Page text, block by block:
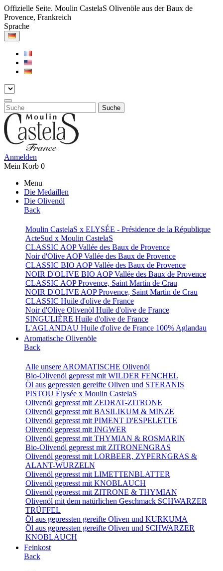
Offizielle Seite. Moulin CastelaS Olivenöle aus der Baux de
Provence, Frankreich
Sprache
Suche
Anmelden
Mein Korb 0
Menu
Die Medaillen
Die Olivenöl
Back
Moulin CastelaS x ELYSÉE - Présidence de la République
ActeSud x Moulin CastelaS
CLASSIC AOP Vallée des Baux de Provence
Noir d'Olive AOP Vallée des Baux de Provence
CLASSIC BIO AOP Vallée des Baux de Provence
NOIR D'OLIVE BIO AOP Vallée des Baux de Provence
CLASSIC AOP Provence, Saint Martin de Crau
NOIR D'OLIVE AOP Provence, Saint Martin de Crau
CLASSIC Huile d'olive de France
Noir d'Olive Olivenöl Huile d'olive de France
SINGULIÈRE Huile d'olive de France
L'AGLANDAU Huile d'olive de France 100% Aglandau
Aromatische Olivenöle
Back
Alle unsere AROMATISCHE Olivenöl
Bio-Olivenöl gepresst mit WILDER FENCHEL
Öl aus gepressten gereifte Oliven und STERANIS
PISTOU Élysée x Moulin CastelaS
Olivenöl gepresst mit ZEDRAT-ZITRONE
Olivenöl gepresst mit BASILIKUM & MINZE
Olivenöl gepresst mit PIMENT D'ESPELETTE
Olivenöl gepresst mit INGWER
Olivenöl gepresst mit THYMIAN & ROSMARIN
Bio-Olivenöl gepresst mit ZITRONENGRAS
Olivenöl gepresst mit LORBEER, ZYPERNGRAS &
ALANT-WURZELN
Olivenöl gepresst mit LIMETTENBLATTER
Olivenöl gepresst mit KNOBLAUCH
Olivenöl gepresst mit ZITRONE & THYMIAN
Olivenöl mit dem natürlichen Geschmack SCHWARZER
TRÜFFEL
Öl aus gepressten gereifte Oliven und KURKUMA
Öl aus gepressten gereifte Oliven und SCHWARZER
KNOBLAUCH
Feinkost
Back